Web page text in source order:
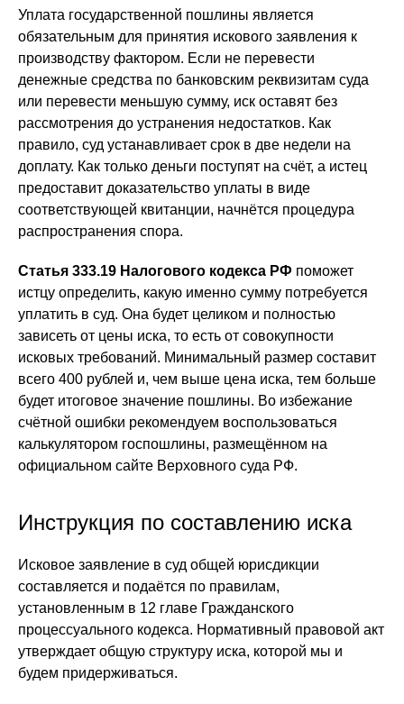
Уплата государственной пошлины является
обязательным для принятия искового заявления к
производству фактором. Если не перевести
денежные средства по банковским реквизитам суда
или перевести меньшую сумму, иск оставят без
рассмотрения до устранения недостатков. Как
правило, суд устанавливает срок в две недели на
доплату. Как только деньги поступят на счёт, а истец
предоставит доказательство уплаты в виде
соответствующей квитанции, начнётся процедура
распространения спора.
Статья 333.19 Налогового кодекса РФ поможет
истцу определить, какую именно сумму потребуется
уплатить в суд. Она будет целиком и полностью
зависеть от цены иска, то есть от совокупности
исковых требований. Минимальный размер составит
всего 400 рублей и, чем выше цена иска, тем больше
будет итоговое значение пошлины. Во избежание
счётной ошибки рекомендуем воспользоваться
калькулятором госпошлины, размещённом на
официальном сайте Верховного суда РФ.
Инструкция по составлению иска
Исковое заявление в суд общей юрисдикции
составляется и подаётся по правилам,
установленным в 12 главе Гражданского
процессуального кодекса. Нормативный правовой акт
утверждает общую структуру иска, которой мы и
будем придерживаться.